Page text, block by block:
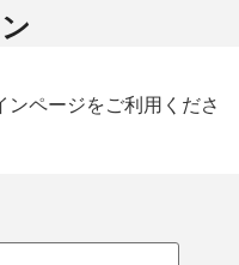
ページをご利用くださ